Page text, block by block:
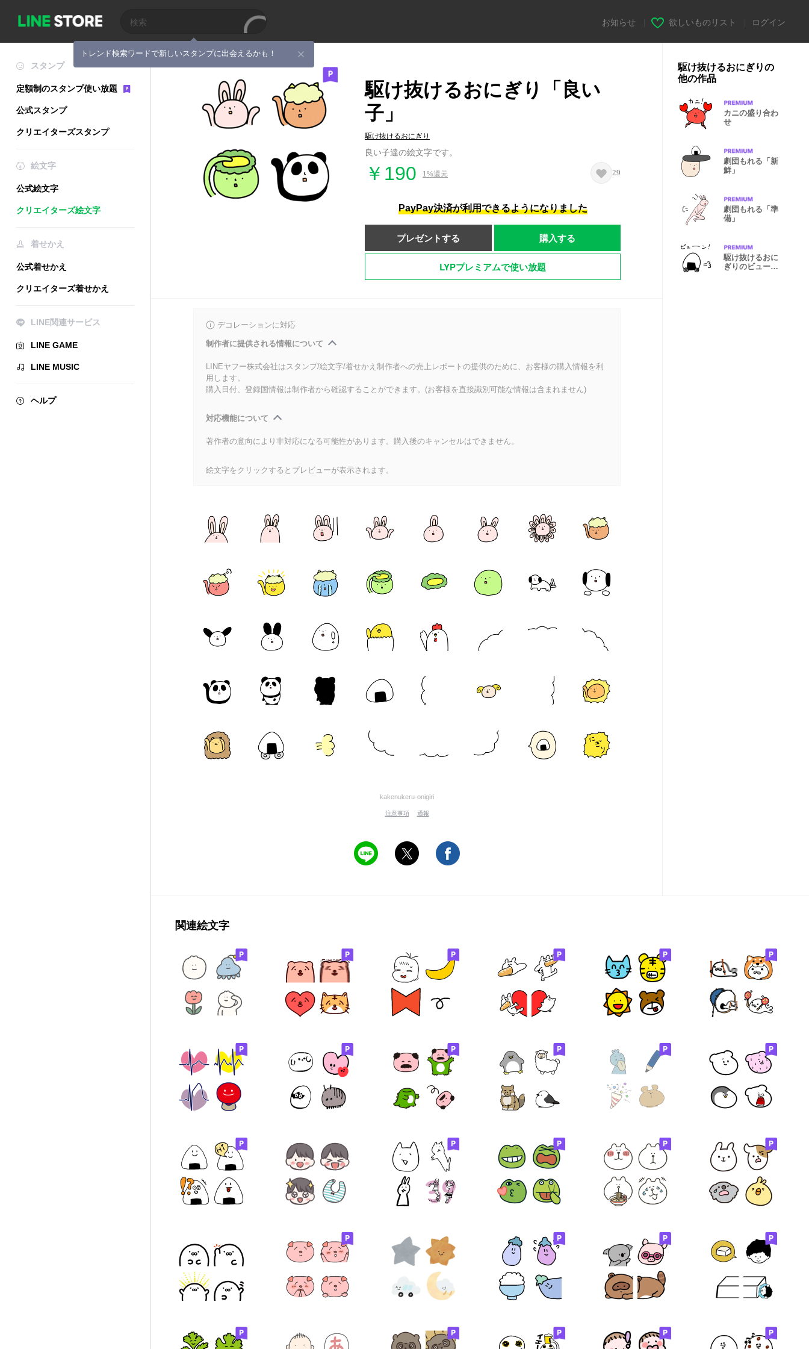
トレンド検索ワードで新しいスタンプに出会えるかも！
お知らせ 欲しいものリスト ログイン
スタンプ
定額制のスタンプ使い放題
公式スタンプ
クリエイターズスタンプ
絵文字
公式絵文字
クリエイターズ絵文字
着せかえ
公式着せかえ
クリエイターズ着せかえ
LINE関連サービス
LINE GAME
LINE MUSIC
ヘルプ
駆け抜けるおにぎり「良い
子」
駆け抜けるおにぎり
良い子達の絵文字です。
￥190 1%還元 29
PayPay決済が利用できるようになりました
プレゼントする 購入する
LYPプレミアムで使い放題
デコレーションに対応
制作者に提供される情報について
LINEヤフー株式会社はスタンプ/絵文字/着せかえ制作者への売上レポートの提供のために、お客様の購入情報を利
用します。
購入日付、登録国情報は制作者から確認することができます。(お客様を直接識別可能な情報は含まれません)
対応機能について
著作者の意向により非対応になる可能性があります。購入後のキャンセルはできません。
絵文字をクリックするとプレビューが表示されます。
kakenukeru-onigiri
注意事項 通報
駆け抜けるおにぎりの
他の作品
カニの盛り合わ
せ
劇団もれる「新
鮮」
劇団もれる「準
備」
駆け抜けるおに
ぎりのビュー
関連絵文字